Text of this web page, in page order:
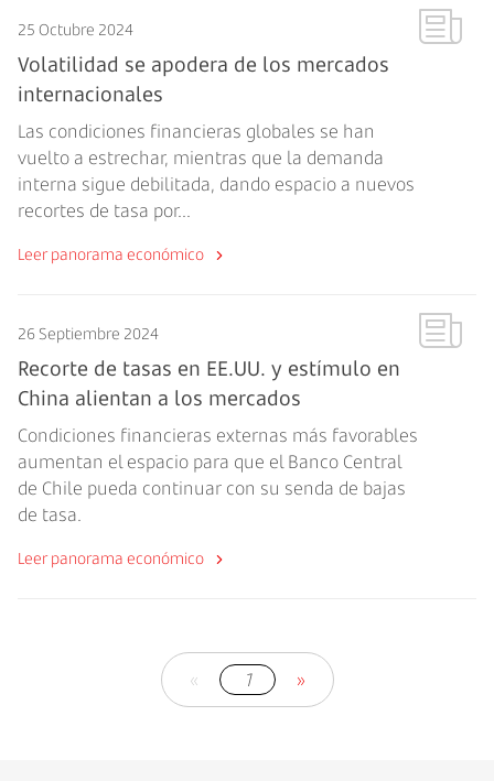
25 Octubre 2024
Volatilidad se apodera de los mercados
internacionales
Las condiciones financieras globales se han
vuelto a estrechar, mientras que la demanda
interna sigue debilitada, dando espacio a nuevos
recortes de tasa por...
Leer panorama económico
26 Septiembre 2024
Recorte de tasas en EE.UU. y estímulo en
China alientan a los mercados
Condiciones financieras externas más favorables
aumentan el espacio para que el Banco Central
de Chile pueda continuar con su senda de bajas
de tasa.
Leer panorama económico
« 1 »